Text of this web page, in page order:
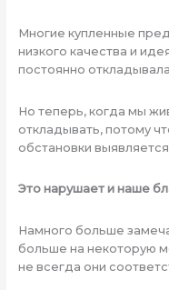
Многие купленные
низкого качества и
постоянно
Но теперь, когда мы
откладывать, потому
обстановки
Это нарушает и наше
Намного больше
больше на некоторую
не всегда они